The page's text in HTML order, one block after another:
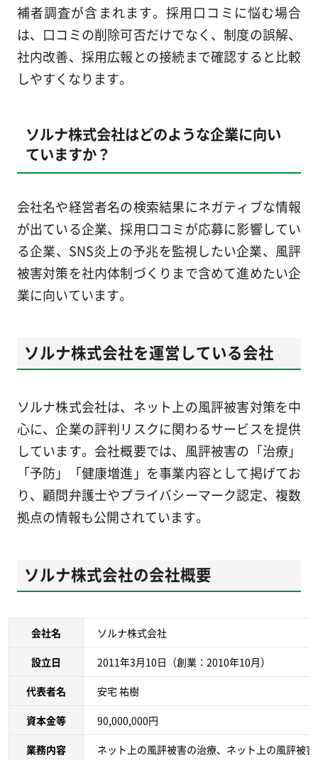
補者調査が含まれます。採用口コミに悩む場合
は、口コミの削除可否だけでなく、制度の誤解、
社内改善、採用広報との接続まで確認すると比較
しやすくなります。
ソルナ株式会社はどのような企業に向い
ていますか？
会社名や経営者名の検索結果にネガティブな情報
が出ている企業、採用口コミが応募に影響してい
る企業、SNS炎上の予兆を監視したい企業、風評
被害対策を社内体制づくりまで含めて進めたい企
業に向いています。
ソルナ株式会社を運営している会社
ソルナ株式会社は、ネット上の風評被害対策を中
心に、企業の評判リスクに関わるサービスを提供
しています。会社概要では、風評被害の「治療」
「予防」「健康増進」を事業内容として掲げてお
り、顧問弁護士やプライバシーマーク認定、複数
拠点の情報も公開されています。
ソルナ株式会社の会社概要
会社名 ソルナ株式会社
設立日 2011年3月10日（創業：2010年10月）
代表者名 安宅 祐樹
資本金等 90,000,000円
業務内容 ネット上の風評被害の治療、ネット上の風評被